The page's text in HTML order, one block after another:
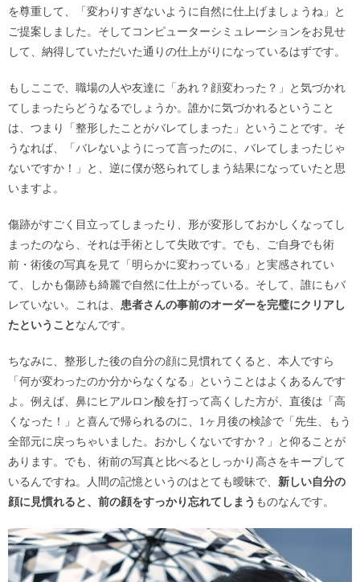
を尊重して、「変わりすぎないように自然に仕上げましょうね」と
ご提案しました。そしてコンピューターシミュレーションをお見せ
して、納得していただいた通りの仕上がりになっているはずです。
もしここで、職場の人や友達に「あれ？顔変わった？」と気づかれ
てしまったらどうなるでしょうか。誰かに気づかれるということ
は、つまり「整形したことがバレてしまった」ということです。そ
うなれば、「バレないようにって言ったのに、バレてしまったじゃ
ないですか！」と、逆に僕が怒られてしまう結果になっていたと思
いますよ。
傷跡がすごく目立ってしまったり、形が変形しておかしくなってし
まったのなら、それは手術として失敗です。でも、ご自身でも術
前・術後の写真を見て「明らかに変わっている」と実感されてい
て、しかも傷跡も綺麗で自然に仕上がっている。そして、誰にもバ
レていない。これは、 患者さんの事前のオーダーを完璧にクリアし
たということ なんです。
ちなみに、整形した後の自分の顔に見慣れてくると、本人ですら
「何が変わったのか分からなくなる」ということはよくあるんです
よ。例えば、鼻にヒアルロン酸を打って高くした方が、直後は「高
くなった！」と喜んで帰られるのに、1ヶ月後の検診で「先生、もう
全部元に戻っちゃいました。おかしくないですか？」と仰ることが
あります。でも、術前の写真と比べるとしっかり高さをキープして
いるんですね。人間の記憶というのはとても曖昧で、 新しい自分の
顔に見慣れると、前の顔をすっかり忘れてしまう ものなんです。